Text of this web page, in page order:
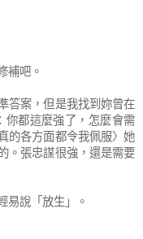
補吧。
答案，但是我找到妳曾在
你都這麼強了，怎麼會需
的各方面都令我佩服〉她
。張忠謀很強，還是需要
易說「放生」。